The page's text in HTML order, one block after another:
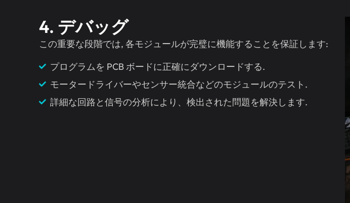
4. デバッグ
この重要な段階では, 各モジュールが完璧に機能することを保証します:
プログラムを PCB ボードに正確にダウンロードする.
モータードライバーやセンサー統合などのモジュールのテスト.
詳細な回路と信号の分析により、検出された問題を解決します.